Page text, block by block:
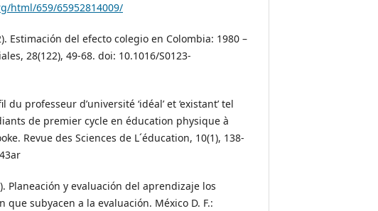
html/659/65952814009/
Estimación del efecto colegio en Colombia: 1980 –
28(122), 49-68. doi: 10.1016/S0123-
du professeur d’université ‘idéal’ et ‘existant’ tel
de premier cycle en éducation physique à
Revue des Sciences de L´éducation, 10(1), 138-
Planeación y evaluación del aprendizaje los
que subyacen a la evaluación. México D. F.: